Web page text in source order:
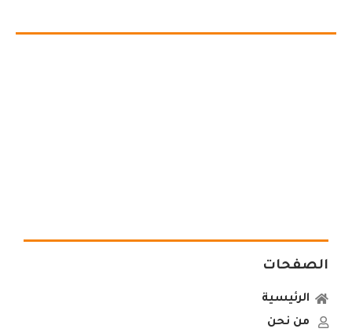
الصفحات
الرئيسية
من نحن